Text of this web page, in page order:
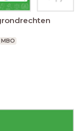
MBO